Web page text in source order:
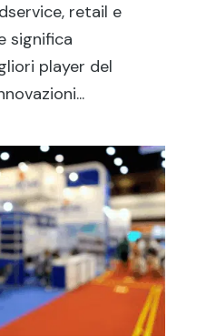
retail e
significa
player del